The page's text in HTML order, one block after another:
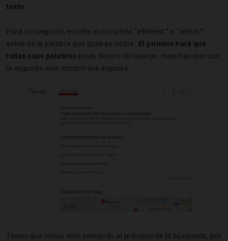
texto.
Para conseguirlo, escribe el comando “allintext:” o “intext:”
antes de la palabra que quieras incluir. El primero hará que
todas esas palabras estén dentro del cuerpo, mientras que con
la segunda solo encontrará algunas.
Tienes que incluir este comando al principio de la búsqueda, por